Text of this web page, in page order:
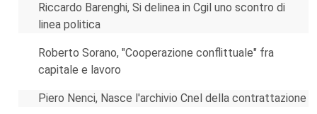
Riccardo Barenghi, Si delinea in Cgil uno scontro di
linea politica
Roberto Sorano, "Cooperazione conflittuale" fra
capitale e lavoro
Piero Nenci, Nasce l'archivio Cnel della contrattazione